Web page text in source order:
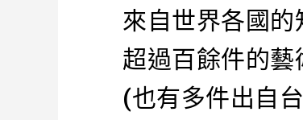
來自世界各國
超過百餘件的藝
(也有多件出自